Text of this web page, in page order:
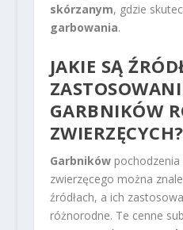
skórzanym, gdzie
garbowania.
JAKIE SĄ
GARBNIKÓW
ZWIERZĘCYCH?
Garbnikówpochodzenia
zwierzęcego można
źródłach, a ich
różnorodne. Te cenne